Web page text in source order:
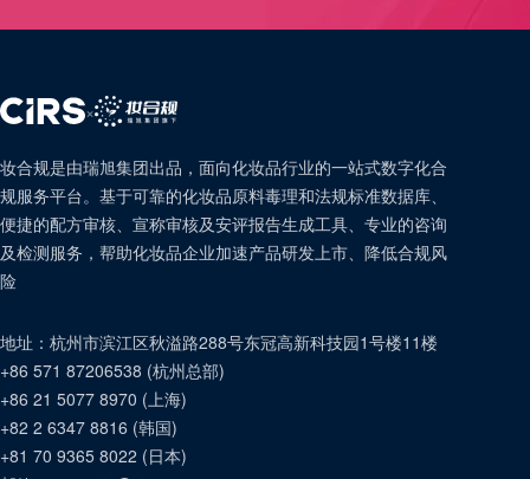
×
妆合规是由瑞旭集团出品，面向化妆品行业的一站式数字化合
规服务平台。基于可靠的化妆品原料毒理和法规标准数据库、
便捷的配方审核、宣称审核及安评报告生成工具、专业的咨询
及检测服务，帮助化妆品企业加速产品研发上市、降低合规风
险
地址： 杭州市滨江区秋溢路288号东冠高新科技园1号楼11楼
+86 571 87206538 (杭州总部)
+86 21 5077 8970 (上海)
+82 2 6347 8816 (韩国)
+81 70 9365 8022 (日本)